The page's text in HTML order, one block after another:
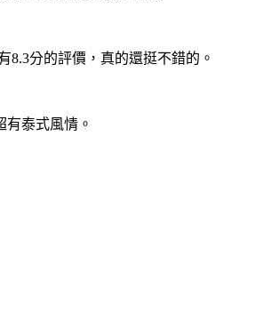
8.3分的評價，真的還挺不錯的。
泰式風情。